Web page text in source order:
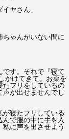
ヤさん」
ゃんがいない間に
です。それで『寝て
かけてきて。お薬を
たフリをしているの
が出せませんでし
が寝たフリしている
で服の中に手を入
に声を出させよう